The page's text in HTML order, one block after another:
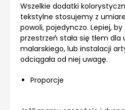
Wszelkie dodatki
tekstylne stosujemy z
powoli, pojedynczo. Lepiej,
przestrzeń stała się tłem dla
malarskiego, lub instalacji
odciągała od niej uwagę.
Proporcje